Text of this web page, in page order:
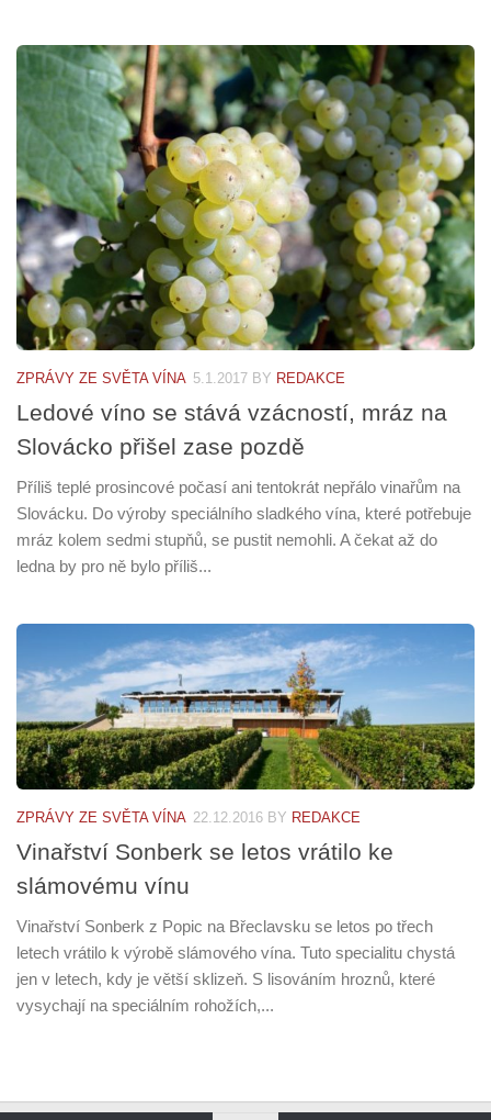
ZPRÁVY ZE SVĚTA VÍNA 5.1.2017 BY REDAKCE
Ledové víno se stává vzácností, mráz na
Slovácko přišel zase pozdě
Příliš teplé prosincové počasí ani tentokrát nepřálo vinařům na
Slovácku. Do výroby speciálního sladkého vína, které potřebuje
mráz kolem sedmi stupňů, se pustit nemohli. A čekat až do
ledna by pro ně bylo příliš...
ZPRÁVY ZE SVĚTA VÍNA 22.12.2016 BY REDAKCE
Vinařství Sonberk se letos vrátilo ke
slámovému vínu
Vinařství Sonberk z Popic na Břeclavsku se letos po třech
letech vrátilo k výrobě slámového vína. Tuto specialitu chystá
jen v letech, kdy je větší sklizeň. S lisováním hroznů, které
vysychají na speciálním rohožích,...